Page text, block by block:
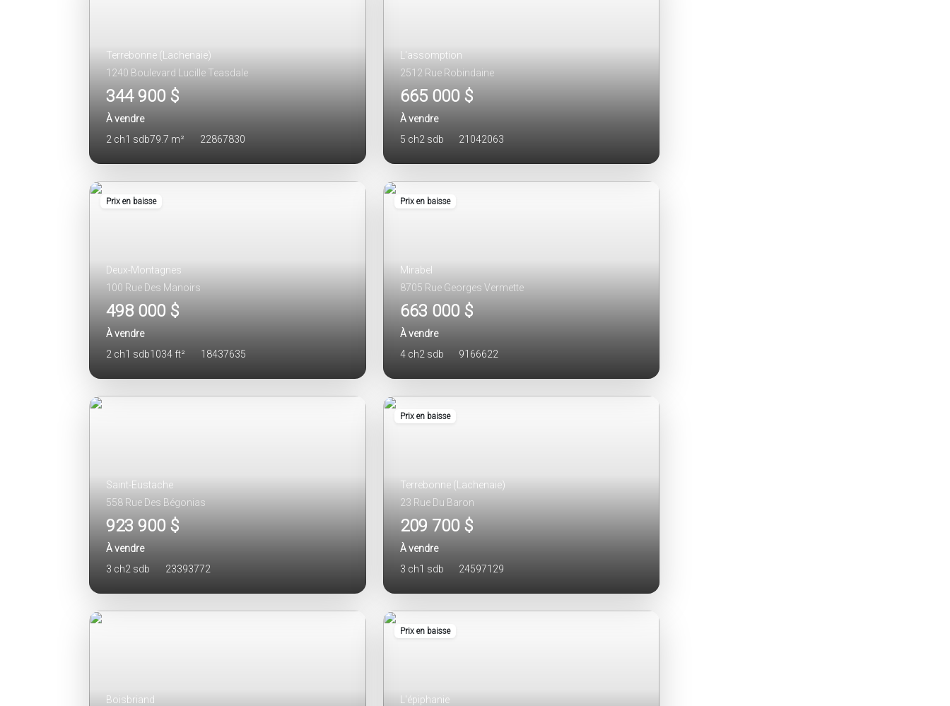
Terrebonne (Lachenaie)
1240 Boulevard Lucille Teasdale
344 900 $
À vendre
2 ch1 sdb79.7 m² 22867830
L'assomption
2512 Rue Robindaine
665 000 $
À vendre
5 ch2 sdb 21042063
Prix en baisse
Deux-Montagnes
100 Rue Des Manoirs
498 000 $
À vendre
2 ch1 sdb1034 ft² 18437635
Prix en baisse
Mirabel
8705 Rue Georges Vermette
663 000 $
À vendre
4 ch2 sdb 9166622
Saint-Eustache
558 Rue Des Bégonias
923 900 $
À vendre
3 ch2 sdb 23393772
Prix en baisse
Terrebonne (Lachenaie)
23 Rue Du Baron
209 700 $
À vendre
3 ch1 sdb 24597129
Boisbriand
Prix en baisse
L'épiphanie